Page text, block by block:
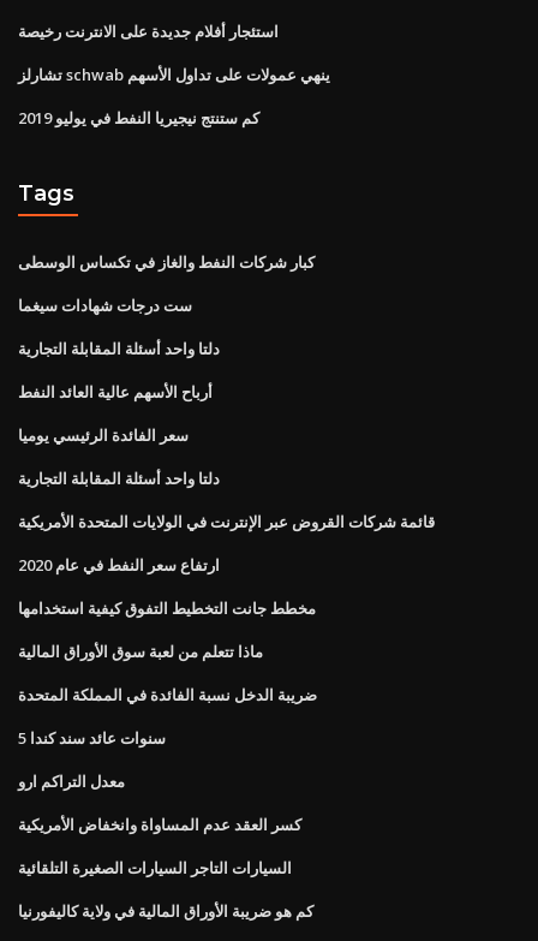
استئجار أفلام جديدة على الانترنت رخيصة
تشارلز schwab ينهي عمولات على تداول الأسهم
كم ستنتج نيجيريا النفط في يوليو 2019
Tags
كبار شركات النفط والغاز في تكساس الوسطى
ست درجات شهادات سيغما
دلتا واحد أسئلة المقابلة التجارية
أرباح الأسهم عالية العائد النفط
سعر الفائدة الرئيسي يوميا
دلتا واحد أسئلة المقابلة التجارية
قائمة شركات القروض عبر الإنترنت في الولايات المتحدة الأمريكية
ارتفاع سعر النفط في عام 2020
مخطط جانت التخطيط التفوق كيفية استخدامها
ماذا تتعلم من لعبة سوق الأوراق المالية
ضريبة الدخل نسبة الفائدة في المملكة المتحدة
5 سنوات عائد سند كندا
معدل التراكم ارو
كسر العقد عدم المساواة وانخفاض الأمريكية
السيارات التاجر السيارات الصغيرة التلقائية
كم هو ضريبة الأوراق المالية في ولاية كاليفورنيا